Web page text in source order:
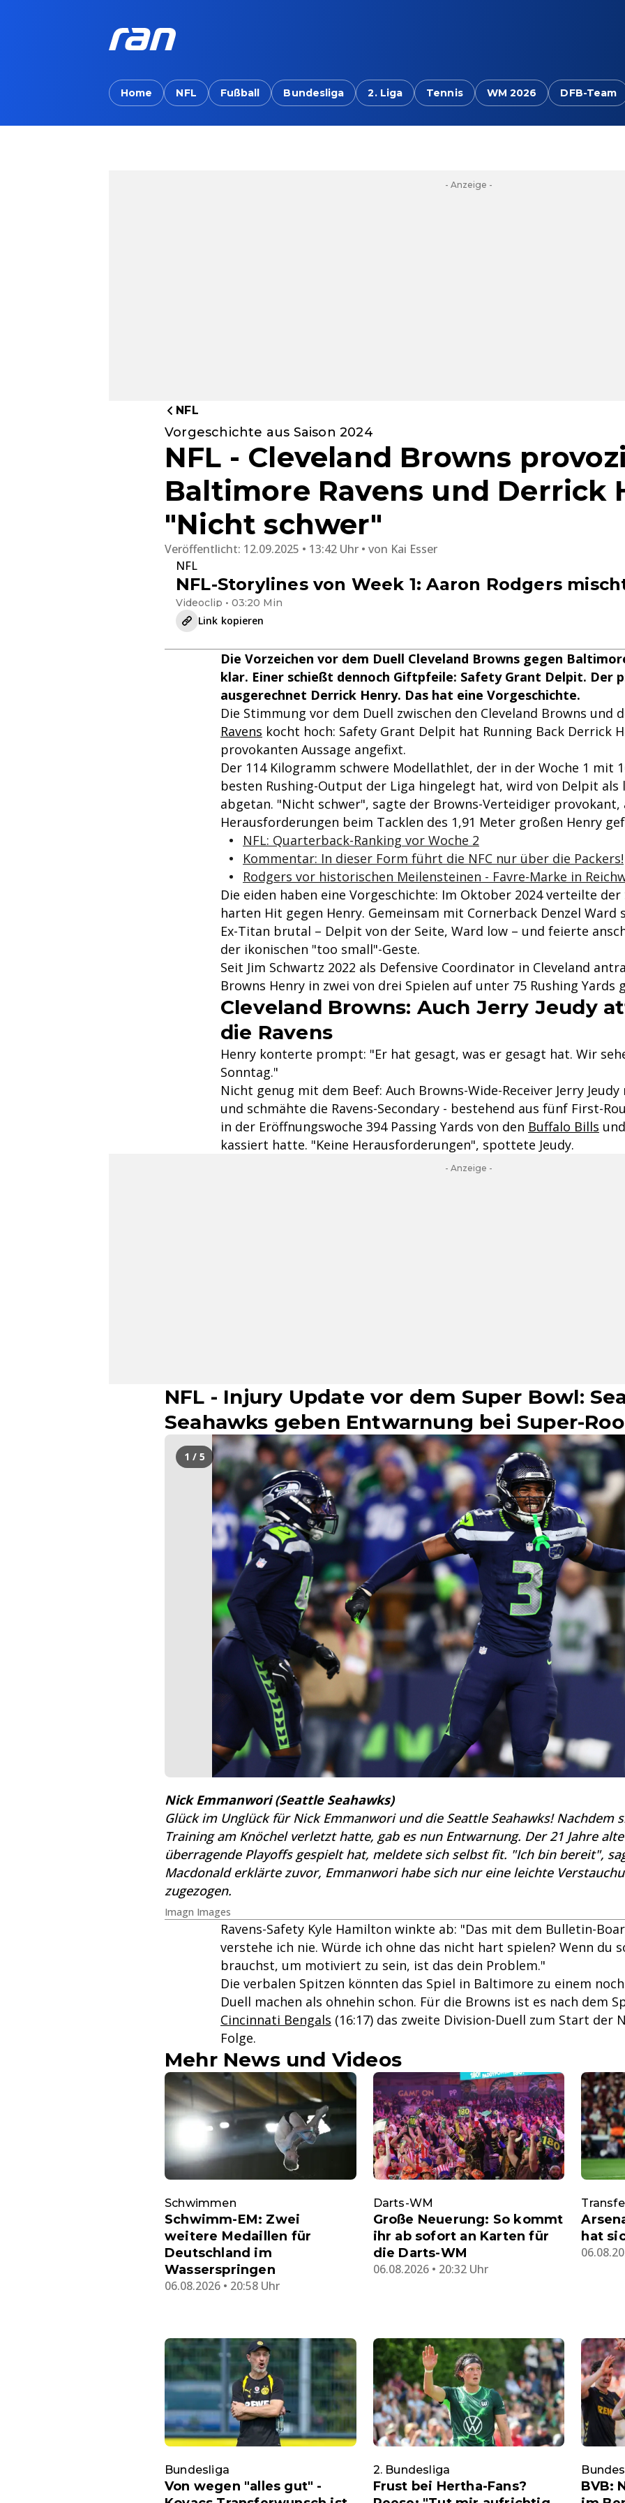
Home NFL Fußball Bundesliga 2. Liga Tennis WM 2026 DFB-Team
- Anzeige -
NFL
Vorgeschichte aus Saison 2024
NFL - Cleveland Browns
Baltimore Ravens und Derrick
"Nicht schwer"
Veröffentlicht: 12.09.2025 • 13:42 Uhr von Kai Esser
NFL
NFL-Storylines von Week 1: Aaron Rodgers
Videoclip • 03:20 Min
Link kopieren
Die Vorzeichen vor dem Duell Cleveland Browns gegen
klar. Einer schießt dennoch Giftpfeile: Safety Grant Delpit. Der
ausgerechnet Derrick Henry. Das hat eine Vorgeschichte.
Die Stimmung vor dem Duell zwischen den Cleveland Browns und
Ravens kocht hoch: Safety Grant Delpit hat Running Back Derrick
provokanten Aussage angefixt.
Der 114 Kilogramm schwere Modellathlet, der in der Woche 1 mit
besten Rushing-Output der Liga hingelegt hat, wird von Delpit als
abgetan. "Nicht schwer", sagte der Browns-Verteidiger provokant,
Herausforderungen beim Tacklen des 1,91 Meter großen Henry
NFL: Quarterback-Ranking vor Woche 2
Kommentar: In dieser Form führt die NFC nur über die Packers!
Rodgers vor historischen Meilensteinen - Favre-Marke in
Die eiden haben eine Vorgeschichte: Im Oktober 2024 verteilte der
harten Hit gegen Henry. Gemeinsam mit Cornerback Denzel Ward
Ex-Titan brutal – Delpit von der Seite, Ward low – und feierte
der ikonischen "too small"-Geste.
Seit Jim Schwartz 2022 als Defensive Coordinator in Cleveland
Browns Henry in zwei von drei Spielen auf unter 75 Rushing Yards
Cleveland Browns: Auch Jerry Jeudy
die Ravens
Henry konterte prompt: "Er hat gesagt, was er gesagt hat. Wir
Sonntag."
Nicht genug mit dem Beef: Auch Browns-Wide-Receiver Jerry
und schmähte die Ravens-Secondary - bestehend aus fünf First-
in der Eröffnungswoche 394 Passing Yards von den Buffalo Bills und
kassiert hatte. "Keine Herausforderungen", spottete Jeudy.
- Anzeige -
NFL - Injury Update vor dem Super Bowl:
Seahawks geben Entwarnung bei Super-
Nick Emmanwori (Seattle Seahawks)
Glück im Unglück für Nick Emmanwori und die Seattle Seahawks! Nachdem
Training am Knöchel verletzt hatte, gab es nun Entwarnung. Der 21 Jahre
überragende Playoffs gespielt hat, meldete sich selbst fit. "Ich bin bereit",
Macdonald erklärte zuvor, Emmanwori habe sich nur eine leichte
zugezogen.
Imagn Images
1 / 5
Ravens-Safety Kyle Hamilton winkte ab: "Das mit dem Bulletin-
verstehe ich nie. Würde ich ohne das nicht hart spielen? Wenn du
brauchst, um motiviert zu sein, ist das dein Problem."
Die verbalen Spitzen könnten das Spiel in Baltimore zu einem
Duell machen als ohnehin schon. Für die Browns ist es nach dem
Cincinnati Bengals (16:17) das zweite Division-Duell zum Start der
Folge.
Mehr News und Videos
Schwimmen
Schwimm-EM: Zwei
weitere Medaillen für
Deutschland im
Wasserspringen
06.08.2026 • 20:58 Uhr
Darts-WM
Große Neuerung: So kommt
ihr ab sofort an Karten für
die Darts-WM
06.08.2026 • 20:32 Uhr
hat
Bundesliga
Von wegen "alles gut" -
2. Bundesliga
Frust bei Hertha-Fans?
BVB: